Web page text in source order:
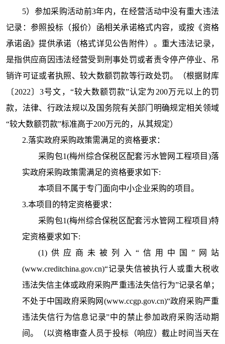
5）参加采购活动前3年内，在经营活动中没有重大违法
记录：参照投标（报价）函相关承诺格式内容，或按《资格
承诺函》提供承诺（格式详见公告附件）。重大违法记录，
是指供应商因违法经营受到刑事处罚或者责令停产停业、吊
销许可证或者执照、较大数额罚款等行政处罚。（根据财库
〔2022〕3号文，“较大数额罚款”认定为200万元以上的罚
款，法律、行政法规以及国务院有关部门明确规定相关领域
“较大数额罚款”标准高于200万元的，从其规定）
2.落实政府采购政策需满足的资格要求：
采购包1(梅州综合保税区配套污水管网工程项目)落
实政府采购政策需满足的资格要求如下:
本项目不属于专门面向中小企业采购的项目。
3.本项目的特定资格要求：
采购包1(梅州综合保税区配套污水管网工程项目)特
定资格要求如下:
(1)供应商未被列入“信用中国”网站
(www.creditchina.gov.cn)“记录失信被执行人或重大税收
违法失信主体或政府采购严重违法失信行为”记录名单；
不处于中国政府采购网(www.ccgp.gov.cn)“政府采购严重
违法失信行为信息记录”中的禁止参加政府采购活动期
间。（以资格审查人员于投标（响应）截止时间当天在